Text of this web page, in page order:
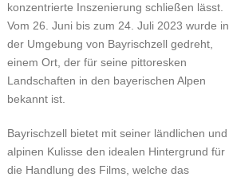
konzentrierte Inszenierung schließen lässt.
Vom 26. Juni bis zum 24. Juli 2023 wurde in
der Umgebung von Bayrischzell gedreht,
einem Ort, der für seine pittoresken
Landschaften in den bayerischen Alpen
bekannt ist.
Bayrischzell bietet mit seiner ländlichen und
alpinen Kulisse den idealen Hintergrund für
die Handlung des Films, welche das